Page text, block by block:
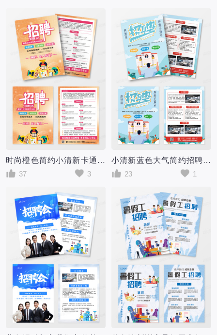
时尚橙色简约小清新卡通暑假工招聘海报单页招工海报暑假工招聘宣传单
37
3
小清新蓝色大气简约招聘宣传单页招聘传单DM单
23
1